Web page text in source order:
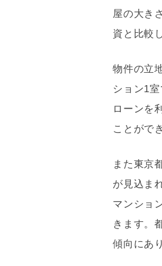
屋の大き
資と比較
物件の立
ション1
ローンを
ことがで
また東京
が見込ま
マンショ
きます。
傾向にあ